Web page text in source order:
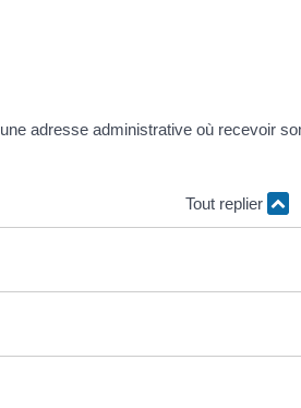
adresse administrative où recevoir
Tout replier